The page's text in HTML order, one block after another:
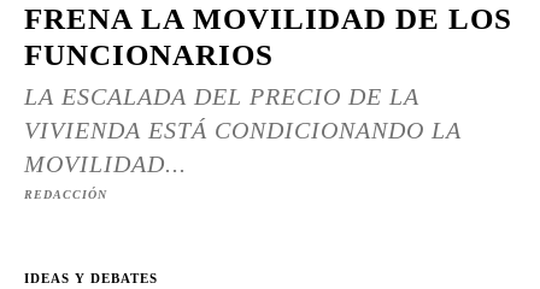
FRENA LA MOVILIDAD DE LOS
FUNCIONARIOS
LA ESCALADA DEL PRECIO DE LA
VIVIENDA ESTÁ CONDICIONANDO LA
MOVILIDAD...
REDACCIÓN
IDEAS Y DEBATES